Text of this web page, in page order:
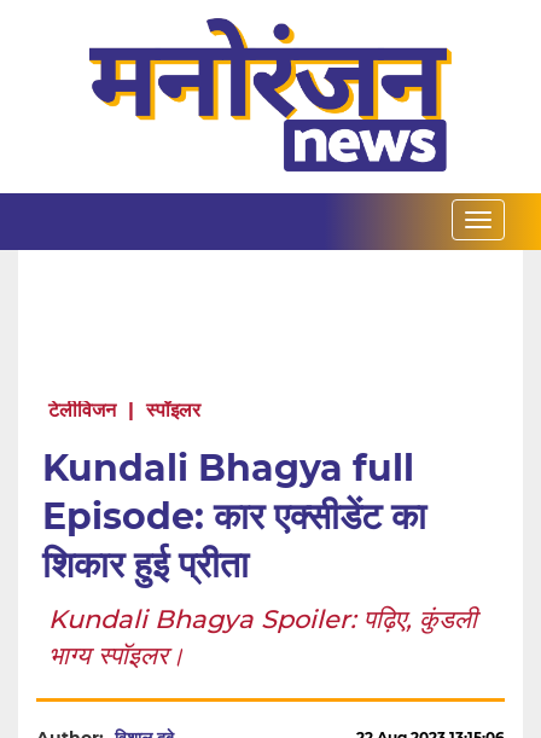
टेलीविजन | स्पॉइलर
Kundali Bhagya full
Episode: कार एक्सीडेंट का
शिकार हुई प्रीता
Kundali Bhagya Spoiler: पढ़िए, कुंडली
भाग्य स्पॉइलर।